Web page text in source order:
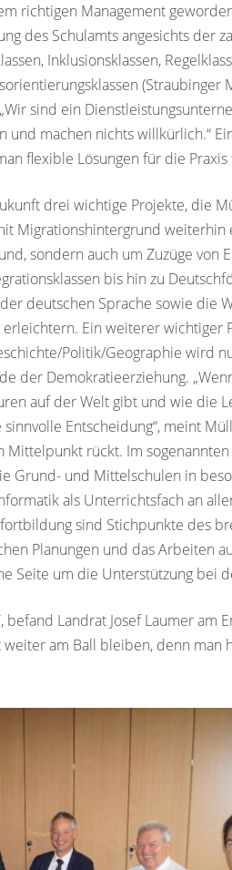
richtigen Management
des Schulamts angesichts der
Inklusionsklassen,
(Straubinger
sind ein
und machen nichts willkürlich.“
flexible Lösungen für die Praxis
drei wichtige Projekte, die
Migrationshintergrund weiterhin
sondern auch um Zuzüge von
bis hin zu
deutschen Sprache sowie die
Ein weiterer wichtiger
Politik/Geographie wird
der Demokratieerziehung.
auf der Welt gibt und wie die
Entscheidung“, meint
rückt. Im
Grund- und Mittelschulen in
als Unterrichtsfach an
sind Stichpunkte des
Planungen und das Arbeiten
Seite um die Unterstützung bei
Landrat Josef Laumer am
am Ball bleiben, denn man